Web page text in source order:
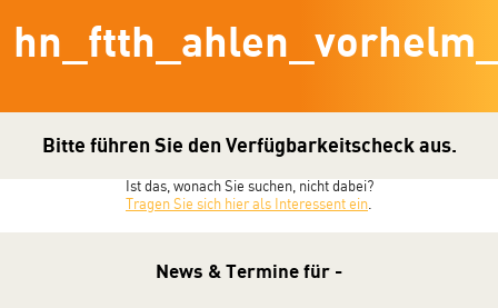
Bitte führen Sie den Verfügbarkeitscheck aus.
Ist das, wonach Sie suchen, nicht dabei?
Tragen Sie sich hier als Interessent ein.
News & Termine für -